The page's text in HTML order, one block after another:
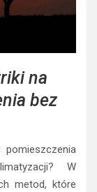
na
bez
W
metod, które